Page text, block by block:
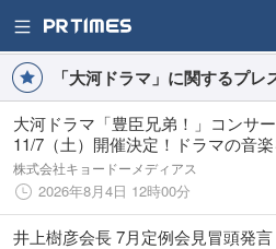
「大河ドラマ」に関するプ
大河ドラマ「豊臣兄弟！」コンサ
11/7（土）開催決定！ドラマの音
る木村秀彬ほか、緒形敦（織田信澄
本怜生（石田三成役）がゲスト出
（水）10:00より最速先行受付開始
株式会社キョードーメディアス
2026年8月4日 12時00分
井上樹彦会長 7月定例会見冒頭発言